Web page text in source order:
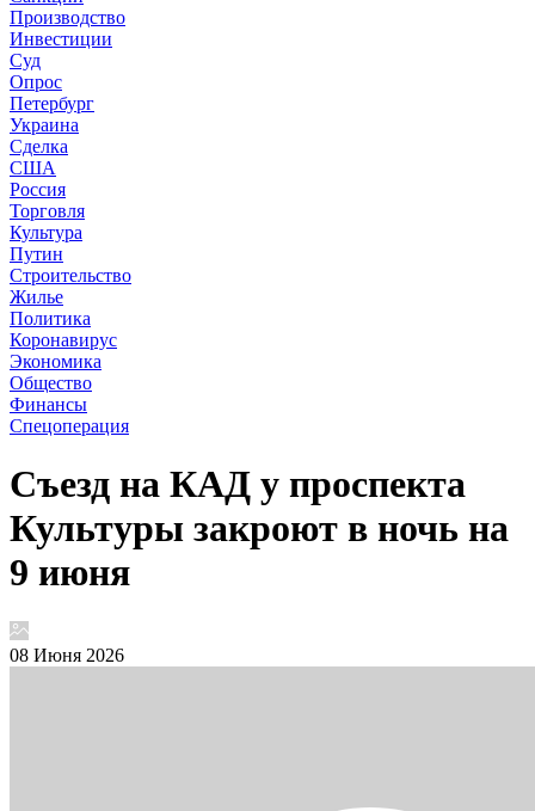
Производство
Инвестиции
Суд
Опрос
Петербург
Украина
Сделка
США
Россия
Торговля
Культура
Путин
Строительство
Жилье
Политика
Коронавирус
Экономика
Общество
Финансы
Спецоперация
Съезд на КАД у проспекта
Культуры закроют в ночь на
9 июня
08 Июня 2026